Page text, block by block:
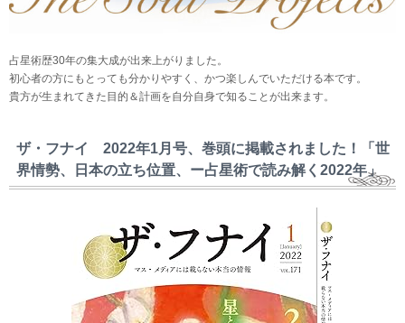
占星術歴30年の集大成が出来上がりました。
初心者の方にもとっても分かりやすく、かつ楽しんでいただける本です。
貴方が生まれてきた目的＆計画を自分自身で知ることが出来ます。
ザ・フナイ 2022年1月号、巻頭に掲載されました！「世
界情勢、日本の立ち位置、ー占星術で読み解く2022年」